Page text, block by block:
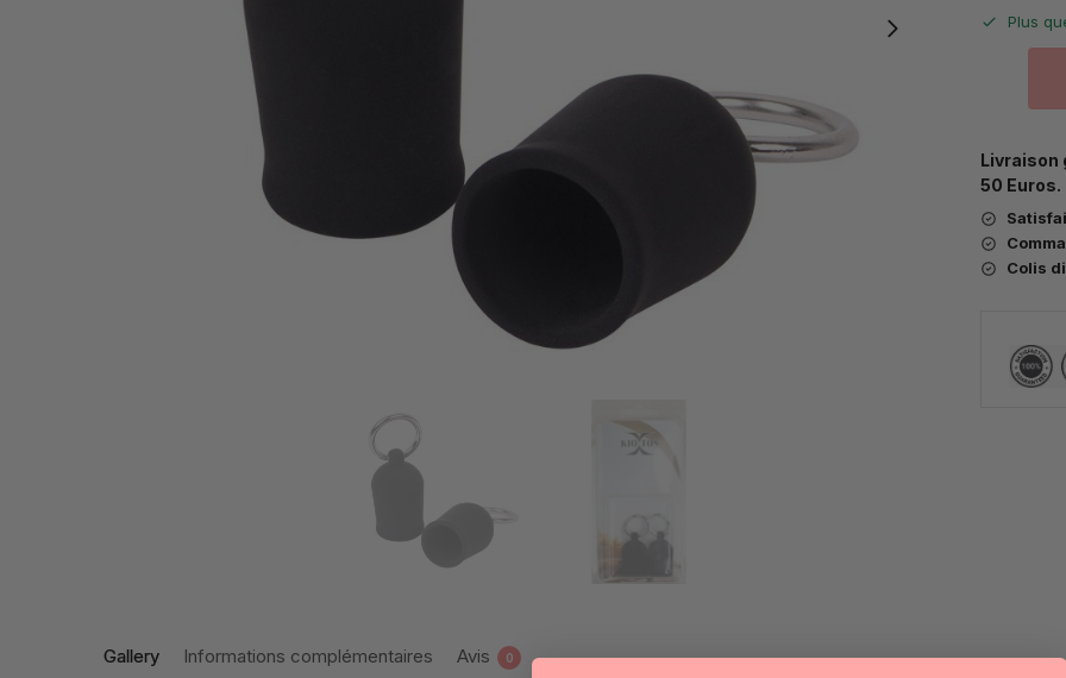
Plus
Livraison
50 Euros.
Colis
Gallery Informations complémentaires Avis 0